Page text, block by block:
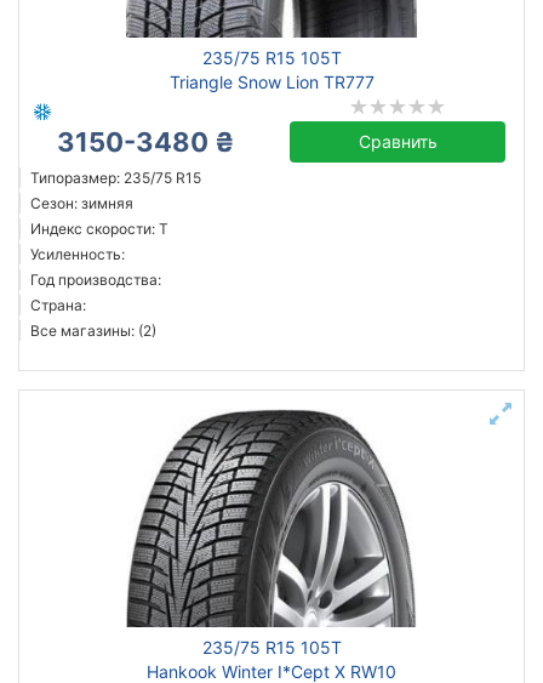
235/75 R15 105T
Triangle Snow Lion TR777
3150-3480 ₴ Сравнить
Типоразмер: 235/75 R15
Сезон: зимняя
Индекс скорости: T
Усиленность:
Год производства:
Страна:
Все магазины: (2)
235/75 R15 105T
Hankook Winter I*Cept X RW10